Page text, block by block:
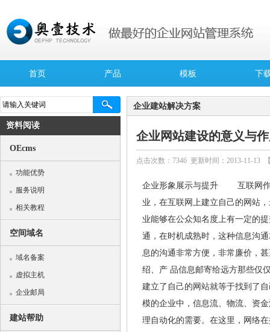
首页 产品 模板 下
资料阅读
OEcms
功能优势
服务说明
相关教程
空间域名
域名备案
虚拟主机
企业邮局
建站帮助
企业建站解决方案
企业网站建设的意义与
点击次数： 7346 更新时间：2013-11-13
企业形象展示与提升 互联网作
业，在互联网上建立自己的网站
业能够在公众知名度上有一定的
通，在时机成熟时，这种信息沟
息的沟通非常方便，非常廉价，
绍、产 品信息邮寄给远方那些仅
建立了自己的网站就等于找到
模的企业中，信息流、物流、资
理自动化的需要。在这里，网络